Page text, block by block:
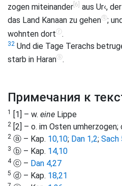
zogen miteinander [6] aus Ur‹,
das Land Kanaan zu gehenⓠ;
wohnten dortⓡ.
32 Und die Tage Terachs
starb in Haranⓢ.
Примечания к
1 [1] – w. eine Lippe
2 [2] – o. im Osten
2 ⓐ – Kap. 10,10; Dan 1,2; Sach
3 ⓑ – Kap. 14,10
4ⓒ – Dan 4,27
5 ⓓ – Kap. 18,21